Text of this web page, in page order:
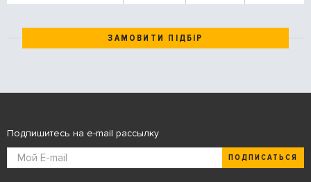
ЗАМОВИТИ ПІДБІР
Подпишитесь на e-mail рассылку
ПОДПИСАТЬСЯ